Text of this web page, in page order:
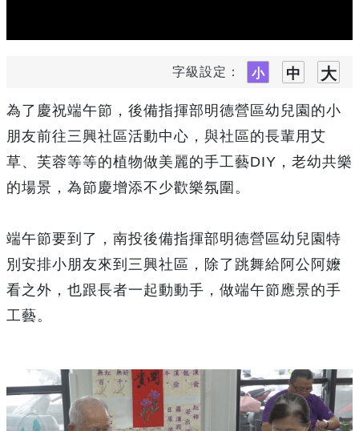
字級設定：
為了慶祝端午節，後備指揮部明德營區幼兒園的小
朋友前往三興社區活動中心，與社區的長輩用艾
草、芙蓉等等的植物做美麗的手工藝DIY，老幼共樂
的場景，為節慶增添不少歡樂氛圍。
端午節要到了，南投後備指揮部明德營區幼兒園特
別安排小朋友來到三興社區，除了跳舞給阿公阿嬤
看之外，也跟長者一起動動手，做端午節應景的手
工藝。